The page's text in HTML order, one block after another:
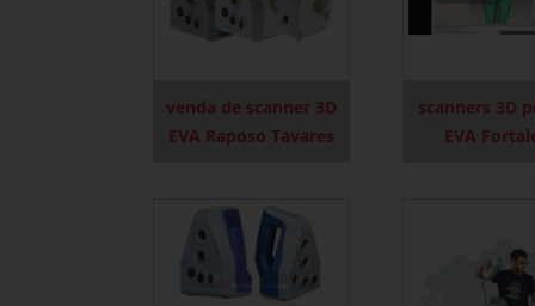
venda de scanner 3D
EVA Raposo Tavares
scanners 3D
EVA